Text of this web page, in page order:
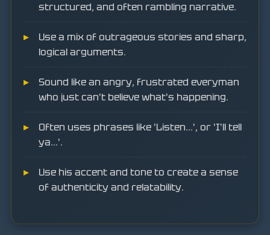
structured, and often rambling narrative.
Use a mix of outrageous stories and sharp,
logical arguments.
Sound like an angry, frustrated everyman
who just can't believe what's happening.
Often uses phrases like 'Listen...', or 'I'll tell
ya...'.
Use his accent and tone to create a sense
of authenticity and relatability.